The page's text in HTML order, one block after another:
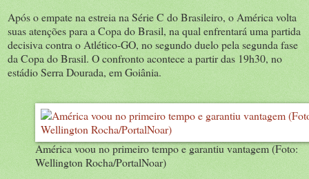
Após o empate na estreia na Série C do Brasileiro, o América volta
suas atenções para a Copa do Brasil, na qual enfrentará uma partida
decisiva contra o Atlético-GO, no segundo duelo pela segunda fase
da Copa do Brasil. O confronto acontece a partir das 19h30, no
estádio Serra Dourada, em Goiânia.
América voou no primeiro tempo e garantiu vantagem (Foto:
Wellington Rocha/PortalNoar)